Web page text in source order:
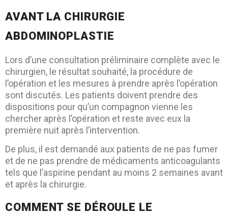
AVANT LA CHIRURGIE
ABDOMINOPLASTIE
Lors d’une consultation préliminaire complète avec le
chirurgien, le résultat souhaité, la procédure de
l’opération et les mesures à prendre après l’opération
sont discutés. Les patients doivent prendre des
dispositions pour qu’un compagnon vienne les
chercher après l’opération et reste avec eux la
première nuit après l’intervention.
De plus, il est demandé aux patients de ne pas fumer
et de ne pas prendre de médicaments anticoagulants
tels que l’aspirine pendant au moins 2 semaines avant
et après la chirurgie.
COMMENT SE DÉROULE LE